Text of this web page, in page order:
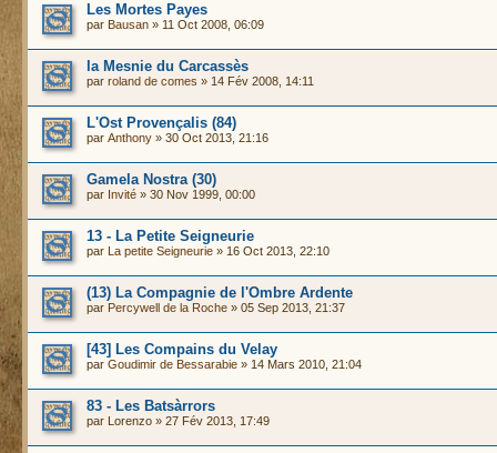
Les Mortes Payes
par Bausan » 11 Oct 2008, 06:09
la Mesnie du Carcassès
par roland de comes » 14 Fév 2008, 14:11
L'Ost Provençalis (84)
par Anthony » 30 Oct 2013, 21:16
Gamela Nostra (30)
par Invité » 30 Nov 1999, 00:00
13 - La Petite Seigneurie
par La petite Seigneurie » 16 Oct 2013, 22:10
(13) La Compagnie de l'Ombre Ardente
par Percywell de la Roche » 05 Sep 2013, 21:37
[43] Les Compains du Velay
par Goudimir de Bessarabie » 14 Mars 2010, 21:04
83 - Les Batsàrrors
par Lorenzo » 27 Fév 2013, 17:49